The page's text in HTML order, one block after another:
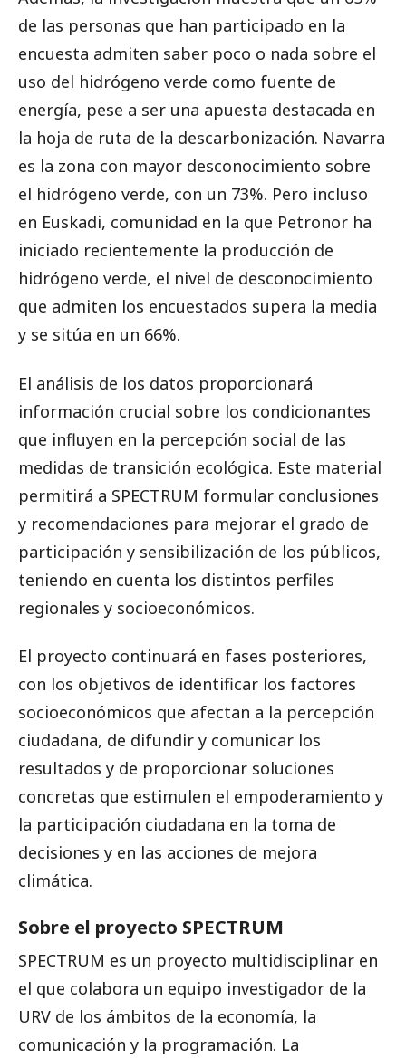
de las personas que han participado en la
encuesta admiten saber poco o nada sobre el
uso del hidrógeno verde como fuente de
energía, pese a ser una apuesta destacada en
la hoja de ruta de la descarbonización. Navarra
es la zona con mayor desconocimiento sobre
el hidrógeno verde, con un 73%. Pero incluso
en Euskadi, comunidad en la que Petronor ha
iniciado recientemente la producción de
hidrógeno verde, el nivel de desconocimiento
que admiten los encuestados supera la media
y se sitúa en un 66%.
El análisis de los datos proporcionará
información crucial sobre los condicionantes
que influyen en la percepción social de las
medidas de transición ecológica. Este material
permitirá a SPECTRUM formular conclusiones
y recomendaciones para mejorar el grado de
participación y sensibilización de los públicos,
teniendo en cuenta los distintos perfiles
regionales y socioeconómicos.
El proyecto continuará en fases posteriores,
con los objetivos de identificar los factores
socioeconómicos que afectan a la percepción
ciudadana, de difundir y comunicar los
resultados y de proporcionar soluciones
concretas que estimulen el empoderamiento y
la participación ciudadana en la toma de
decisiones y en las acciones de mejora
climática.
Sobre el proyecto SPECTRUM
SPECTRUM es un proyecto multidisciplinar en
el que colabora un equipo investigador de la
URV de los ámbitos de la economía, la
comunicación y la programación. La